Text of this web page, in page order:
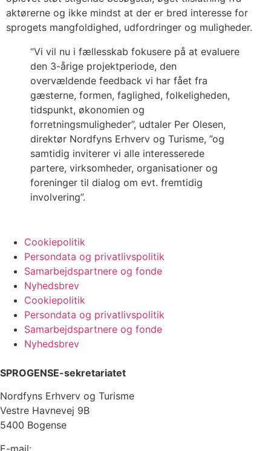
aktørerne og ikke mindst at der er bred interesse for
sprogets mangfoldighed, udfordringer og muligheder.
“Vi vil nu i fællesskab fokusere på at evaluere
den 3-årige projektperiode, den
overvældende feedback vi har fået fra
gæsterne, formen, faglighed, folkeligheden,
tidspunkt, økonomien og
forretningsmuligheder”, udtaler Per Olesen,
direktør Nordfyns Erhverv og Turisme, ”og
samtidig inviterer vi alle interesserede
partere, virksomheder, organisationer og
foreninger til dialog om evt. fremtidig
involvering”.
Cookiepolitik
Persondata og privatlivspolitik
Samarbejdspartnere og fonde
Nyhedsbrev
Cookiepolitik
Persondata og privatlivspolitik
Samarbejdspartnere og fonde
Nyhedsbrev
SPROGENSE-sekretariatet
Nordfyns Erhverv og Turisme
Vestre Havnevej 9B
5400 Bogense
E-mail: